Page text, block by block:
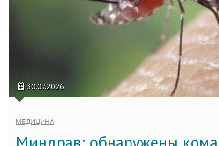
30.07.2026
МЕДИЦИНА